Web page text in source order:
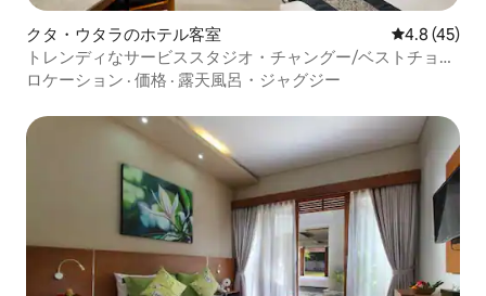
クタ・ウタラのホテル客室 レビュー45
4.8 (45)
トレンディなサービススタジオ・チャングー/ベストチョイ
ス
ロケーション · 価格 · 露天風呂・ジャグジー